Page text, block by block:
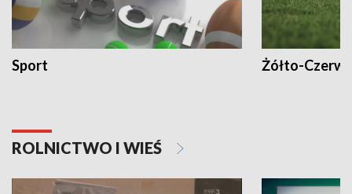
Sport Żółto-
ROLNICTWO I WIEŚ